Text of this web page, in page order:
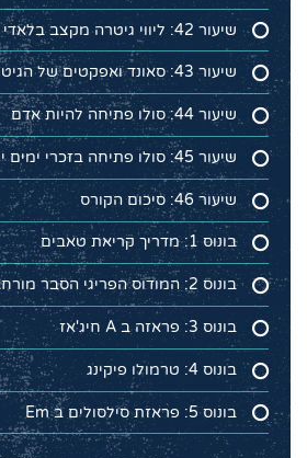
שיעור 42: ליווי גיטרה מקצב בלאדי
שיעור 43: סאונד ואפקטים של הגיטרה המזרחית
שיעור 44: סולו פתיחה להיות אדם
שיעור 45: סולו פתיחה בזכרי ימים ימימה
שיעור 46: סיכום הקורס
בונוס 1: מדריך קריאת טאבים
בונוס 2: המודוס הפריגי הסבר מורחב
בונוס 3: פראזה ב A חיג'אז
בונוס 4: טרמולו פיקינג
בונוס 5: פראזת סילסולים ב Em